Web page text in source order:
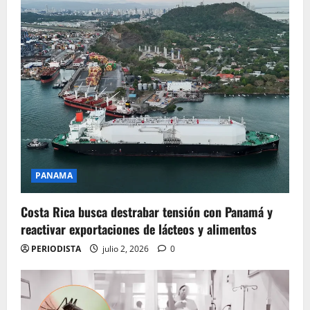
PANAMA
Costa Rica busca destrabar tensión con Panamá y
reactivar exportaciones de lácteos y alimentos
PERIODISTA julio 2, 2026 0